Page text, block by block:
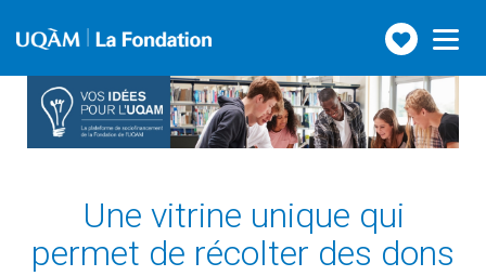
Faire
un
Toggle
navigation
Une vitrine unique qui
permet de récolter des dons